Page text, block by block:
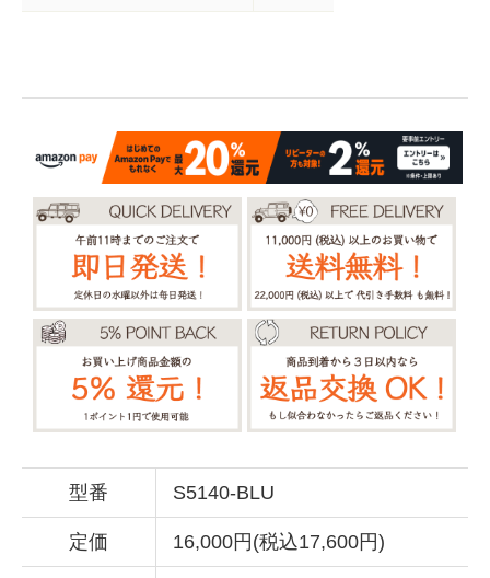
型番 S5140-BLU
定価 16,000円(税込17,600円)